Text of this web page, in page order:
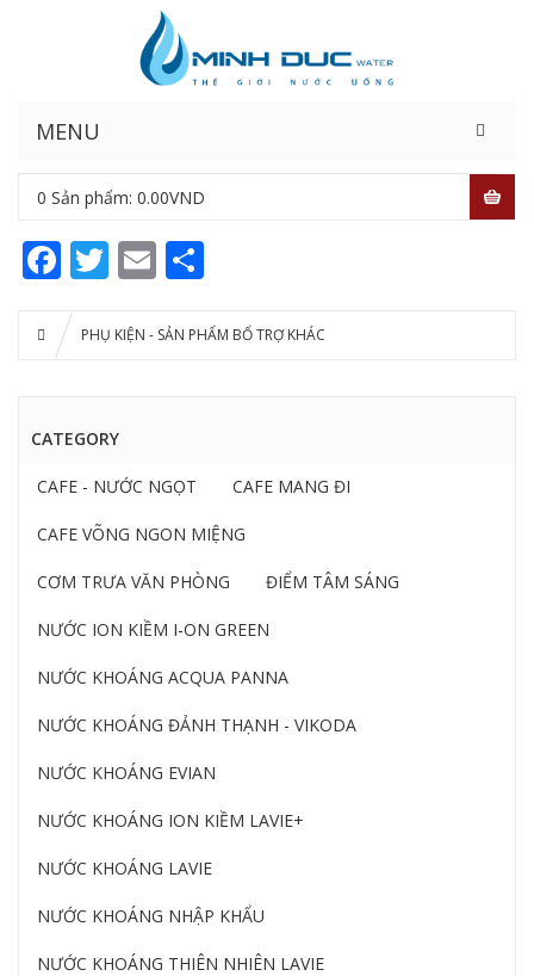
MENU
0 Sản phẩm: 0.00VND
Facebook
Twitter
Email
PHỤ KIỆN - SẢN PHẨM BỔ TRỢ KHÁC
CATEGORY
CAFE - NƯỚC NGỌT CAFE MANG ĐI
CAFE VÕNG NGON MIỆNG
CƠM TRƯA VĂN PHÒNG ĐIỂM TÂM SÁNG
NƯỚC ION KIỀM I-ON GREEN
NƯỚC KHOÁNG ACQUA PANNA
NƯỚC KHOÁNG ĐẢNH THẠNH - VIKODA
NƯỚC KHOÁNG EVIAN
NƯỚC KHOÁNG ION KIỀM LAVIE+
NƯỚC KHOÁNG LAVIE
NƯỚC KHOÁNG NHẬP KHẨU
NƯỚC KHOÁNG THIÊN NHIÊN LAVIE